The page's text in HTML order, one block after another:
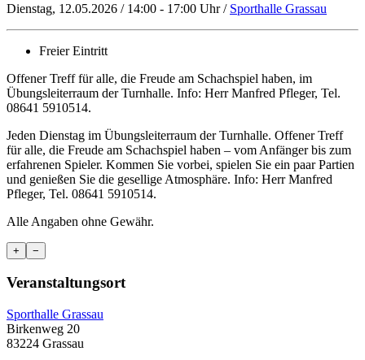
Dienstag, 12.05.2026 / 14:00 - 17:00 Uhr / Sporthalle Grassau
Freier Eintritt
Offener Treff für alle, die Freude am Schachspiel haben, im
Übungsleiterraum der Turnhalle. Info: Herr Manfred Pfleger, Tel.
08641 5910514.
Jeden Dienstag im Übungsleiterraum der Turnhalle. Offener Treff
für alle, die Freude am Schachspiel haben – vom Anfänger bis zum
erfahrenen Spieler. Kommen Sie vorbei, spielen Sie ein paar Partien
und genießen Sie die gesellige Atmosphäre. Info: Herr Manfred
Pfleger, Tel. 08641 5910514.
Alle Angaben ohne Gewähr.
+ −
Veranstaltungsort
Sporthalle Grassau
Birkenweg 20
83224 Grassau